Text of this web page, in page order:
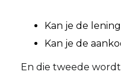
Kan je de
Kan je de
En die tweede